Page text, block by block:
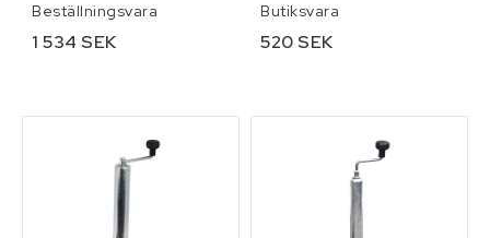
Beställningsvara
1 534 SEK
Butiksvara
520 SEK